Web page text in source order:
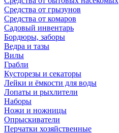
Средства от грызунов
Средства от комаров
Садовый инвентарь
Бордюры, заборы
Ведра и тазы
Вилы
Грабли
Кусторезы и секаторы
Лейки и ёмкости для воды
Лопаты и рыхлители
Наборы
Ножи и ножницы
Опрыскиватели
Перчатки хозяйственные